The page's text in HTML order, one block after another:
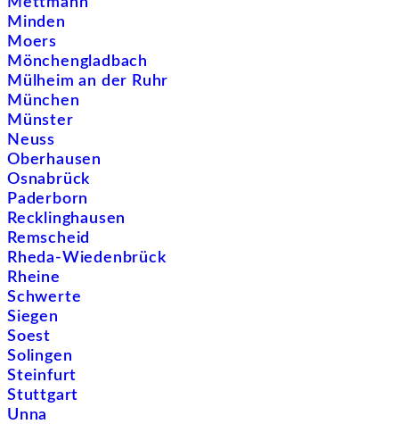
Minden
Moers
Mönchengladbach
Mülheim an der Ruhr
München
Münster
Neuss
Oberhausen
Osnabrück
Paderborn
Recklinghausen
Remscheid
Rheda-Wiedenbrück
Rheine
Schwerte
Siegen
Soest
Solingen
Steinfurt
Stuttgart
Unna